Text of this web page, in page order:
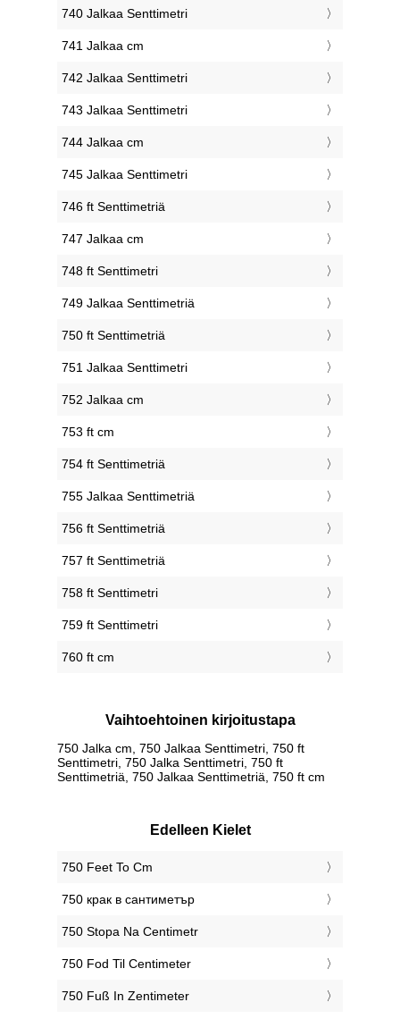
740 Jalkaa Senttimetri
741 Jalkaa cm
742 Jalkaa Senttimetri
743 Jalkaa Senttimetri
744 Jalkaa cm
745 Jalkaa Senttimetri
746 ft Senttimetriä
747 Jalkaa cm
748 ft Senttimetri
749 Jalkaa Senttimetriä
750 ft Senttimetriä
751 Jalkaa Senttimetri
752 Jalkaa cm
753 ft cm
754 ft Senttimetriä
755 Jalkaa Senttimetriä
756 ft Senttimetriä
757 ft Senttimetriä
758 ft Senttimetri
759 ft Senttimetri
760 ft cm
Vaihtoehtoinen kirjoitustapa
750 Jalka cm, 750 Jalkaa Senttimetri, 750 ft
Senttimetri, 750 Jalka Senttimetri, 750 ft
Senttimetriä, 750 Jalkaa Senttimetriä, 750 ft cm
Edelleen Kielet
‎750 Feet To Cm
‎750 крак в сантиметър
‎750 Stopa Na Centimetr
‎750 Fod Til Centimeter
‎750 Fuß In Zentimeter